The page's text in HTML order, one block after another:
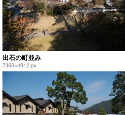
出石の町並み
7360×4912 px